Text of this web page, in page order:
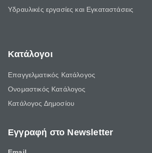
Υδραυλικές εργασίες και Εγκαταστάσεις
Κατάλογοι
Επαγγελματικός Κατάλογος
Ονομαστικός Κατάλογος
Κατάλογος Δημοσίου
Εγγραφή στο Newsletter